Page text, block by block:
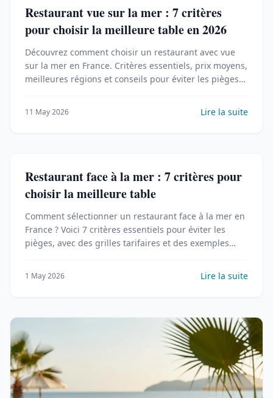
Restaurant vue sur la mer : 7 critères
pour choisir la meilleure table en 2026
Découvrez comment choisir un restaurant avec vue
sur la mer en France. Critères essentiels, prix moyens,
meilleures régions et conseils pour éviter les pièges
11 May 2026 Lire la suite
Restaurant face à la mer : 7 critères pour
choisir la meilleure table
Comment sélectionner un restaurant face à la mer en
France ? Voici 7 critères essentiels pour éviter les
pièges, avec des grilles tarifaires et des exemples
1 May 2026 Lire la suite